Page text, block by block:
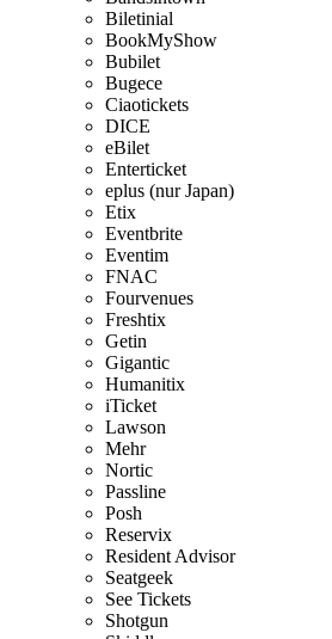
Biletinial
BookMyShow
Bubilet
Bugece
Ciaotickets
DICE
eBilet
Enterticket
eplus (nur Japan)
Etix
Eventbrite
Eventim
FNAC
Fourvenues
Freshtix
Getin
Gigantic
Humanitix
iTicket
Lawson
Mehr
Nortic
Passline
Posh
Reservix
Resident Advisor
Seatgeek
See Tickets
Shotgun